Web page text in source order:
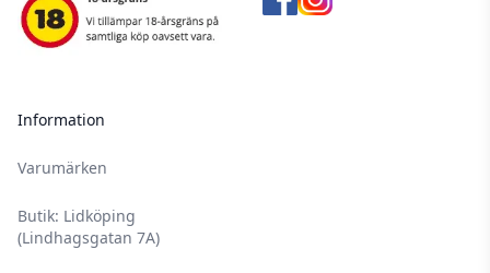
Information
Varumärken
Butik: Lidköping
(Lindhagsgatan 7A)